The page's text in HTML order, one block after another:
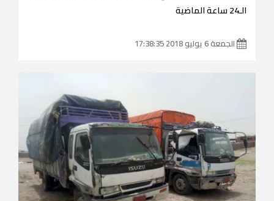
الـ24 ساعة الماضية
الجمعة 6 يوليو 2018 17:38:35